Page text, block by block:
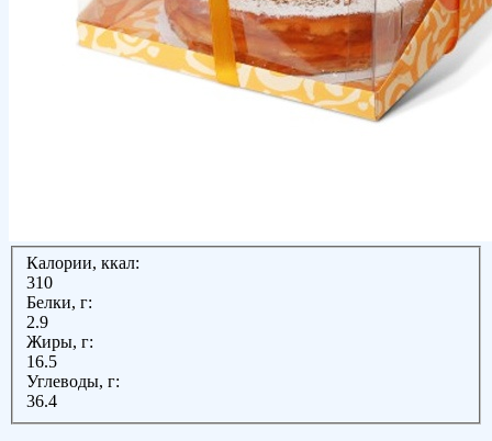
Калории, ккал:
310
Белки, г:
2.9
Жиры, г:
16.5
Углеводы, г:
36.4